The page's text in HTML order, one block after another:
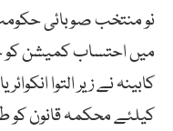
نو منتخب صوبائی
میں احتساب کمیشن کو
کابینہ نے زیر التوا
کیلئے محکمہ قانون کو